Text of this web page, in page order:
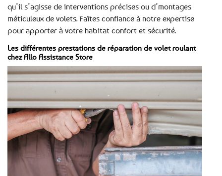
qu’il s’agisse de interventions précises ou d’montages
méticuleux de volets. Faîtes confiance à notre expertise
pour apporter à votre habitat confort et sécurité.
Les différentes prestations de réparation de volet roulant
chez Allo Assistance Store